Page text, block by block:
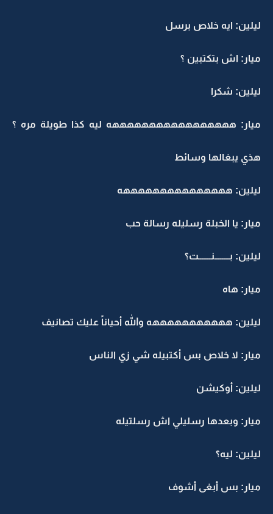
ليلين: ايه خلاص برسل
ميار: اش بتكتبين ؟
ليلين: شكرا
ميار: هههههههههههههههههه ليه كذا طويلة مره ؟
هذي يبغالها وسائط
ليلين: هههههههههههههههه
ميار: يا الخبلة رسليله رسالة حب
ليلين: بــــــــنـــــــت؟
ميار: هاه
ليلين: هههههههههههه والله أحياناً عليك تصانيف
ميار: لا خلاص بس أكتبيله شي زي الناس
ليلين: أوكيشن
ميار: وبعدها رسليلي اش رسلتيله
ليلين: ليه؟
ميار: بس أبغى أشوف